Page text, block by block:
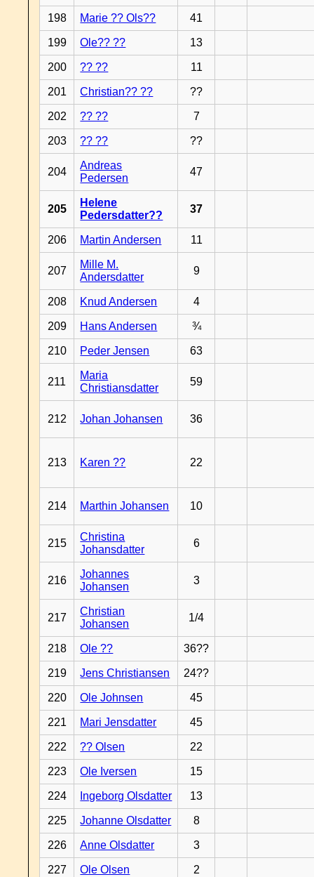
198 Marie ?? Ols?? 41
199 Ole?? ?? 13
200 ?? ?? 11
201 Christian?? ?? ??
202 ?? ?? 7
203 ?? ?? ??
204
Andreas
Pedersen
47
205
Helene
Pedersdatter??
37
206 Martin Andersen 11
207
Mille M.
Andersdatter
9
208 Knud Andersen 4
209 Hans Andersen ¾
210 Peder Jensen 63
211
Maria
Christiansdatter
59
212 Johan Johansen 36
213 Karen ?? 22
214 Marthin Johansen 10
215
Christina
Johansdatter
6
216
Johannes
Johansen
3
217
Christian
Johansen
1/4
218 Ole ?? 36??
219 Jens Christiansen 24??
220 Ole Johnsen 45
221 Mari Jensdatter 45
222 ?? Olsen 22
223 Ole Iversen 15
224 Ingeborg Olsdatter 13
225 Johanne Olsdatter 8
226 Anne Olsdatter 3
227 Ole Olsen 2